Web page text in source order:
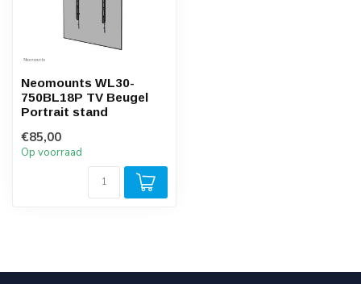
Neomounts WL30-
750BL18P TV Beugel
Portrait stand
€85,00
Op voorraad